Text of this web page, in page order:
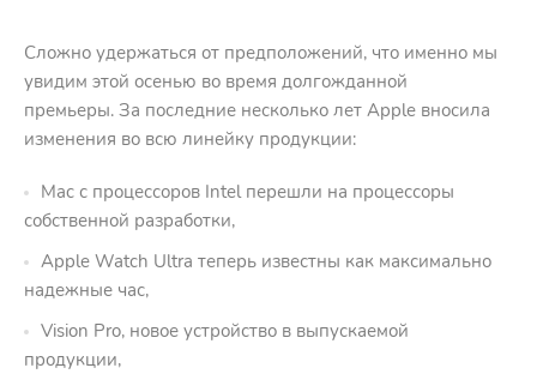
Сложно удержаться от предположений, что именно мы
увидим этой осенью во время долгожданной
премьеры. За последние несколько лет Apple вносила
изменения во всю линейку продукции:
Mac с процессоров Intel перешли на процессоры
собственной разработки,
Apple Watch Ultra теперь известны как максимально
надежные час,
Vision Pro, новое устройство в выпускаемой
продукции,